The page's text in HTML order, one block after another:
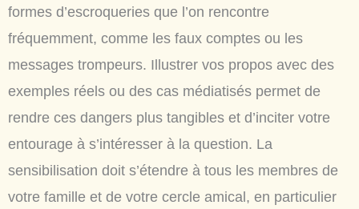
formes d’escroqueries que l’on rencontre
fréquemment, comme les faux comptes ou les
messages trompeurs. Illustrer vos propos avec des
exemples réels ou des cas médiatisés permet de
rendre ces dangers plus tangibles et d’inciter votre
entourage à s’intéresser à la question. La
sensibilisation doit s’étendre à tous les membres de
votre famille et de votre cercle amical, en particulier